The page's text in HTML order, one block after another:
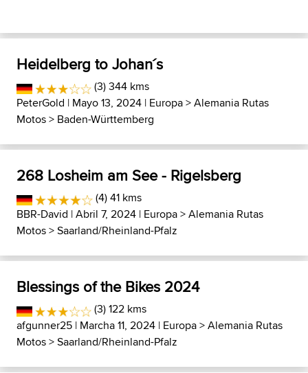
Heidelberg to Johan´s
(3) 344 kms
PeterGold | Mayo 13, 2024 | Europa>Alemania Rutas
Motos> Baden-Württemberg
268 Losheim am See - Rigelsberg
(4) 41 kms
BBR-David | Abril 7, 2024 | Europa>Alemania Rutas
Motos>Saarland/Rheinland-Pfalz
Blessings of the Bikes 2024
(3) 122 kms
afgunner25 | Marcha 11, 2024 | Europa>Alemania Rutas
Motos>Saarland/Rheinland-Pfalz